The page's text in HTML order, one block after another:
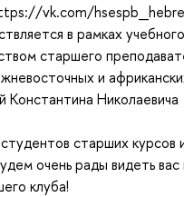
vk.com/
в рамках
старшего
и
Константина Николаевича
старших курсов
очень рады видеть вас
клуба!